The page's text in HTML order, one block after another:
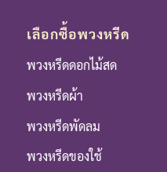
เลือกซื้อพวงหรีด
พวงหรีดดอกไม้สด
พวงหรีดผ้า
พวงหรีดพัดลม
พวงหรีดของใช้